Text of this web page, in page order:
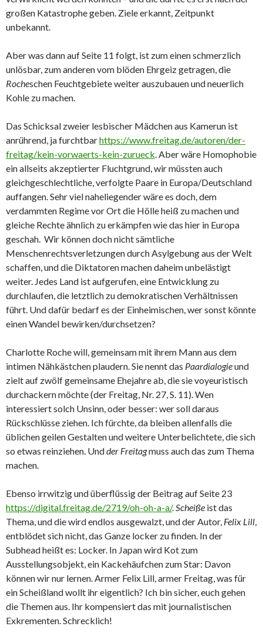
großen Katastrophe geben. Ziele erkannt, Zeitpunkt
unbekannt.
Aber was dann auf Seite 11 folgt, ist zum einen schmerzlich
unlösbar, zum anderen vom blöden Ehrgeiz getragen, die
Rocheschen Feuchtgebiete weiter auszubauen und neuerlich
Kohle zu machen.
Das Schicksal zweier lesbischer Mädchen aus Kamerun ist
anrührend, ja furchtbarhttps://www.freitag.de/autoren/der-
freitag/kein-vorwaerts-kein-zurueck. Aber wäre Homophobie
ein allseits akzeptierter Fluchtgrund, wir müssten auch
gleichgeschlechtliche, verfolgte Paare in Europa/Deutschland
auffangen. Sehr viel naheliegender wäre es doch, dem
verdammten Regime vor Ort die Hölle heiß zu machen und
gleiche Rechte ähnlich zu erkämpfen wie das hier in Europa
geschah. Wir können doch nicht sämtliche
Menschenrechtsverletzungen durch Asylgebung aus der Welt
schaffen, und die Diktatoren machen daheim unbelästigt
weiter. Jedes Land ist aufgerufen, eine Entwicklung zu
durchlaufen, die letztlich zu demokratischen Verhältnissen
führt. Und dafür bedarf es der Einheimischen, wer sonst könnte
einen Wandel bewirken/durchsetzen?
Charlotte Roche will, gemeinsam mit ihrem Mann aus dem
intimen Nähkästchen plaudern. Sie nennt das Paardialogieund
zielt auf zwölf gemeinsame Ehejahre ab, die sie voyeuristisch
durchackern möchte (der Freitag, Nr. 27, S. 11). Wen
interessiert solch Unsinn, oder besser: wer soll daraus
Rückschlüsse ziehen. Ich fürchte, da bleiben allenfalls die
üblichen geilen Gestalten und weitere Unterbelichtete, die sich
so etwas reinziehen. Undder Freitagmuss auch das zum Thema
machen.
Ebenso irrwitzig und überflüssig der Beitrag auf Seite 23
https://digital.freitag.de/2719/oh-oh-a-a/.Scheiße ist das
Thema, und die wird endlos ausgewalzt, und der Autor, Felix Lill,
entblödet sich nicht, das Ganze locker zu finden. In der
Subhead heißt es: Locker. In Japan wird Kot zum
Ausstellungsobjekt, ein Kackehäufchen zum Star: Davon
können wir nur lernen. Armer Felix Lill, armer Freitag, was für
ein Scheißland wollt ihr eigentlich? Ich bin sicher, euch gehen
die Themen aus. Ihr kompensiert das mit journalistischen
Exkrementen. Schrecklich!